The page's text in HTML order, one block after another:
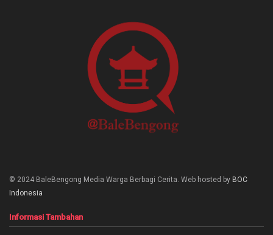
© 2024 BaleBengong Media Warga Berbagi Cerita. Web hosted by BOC
Indonesia
Informasi Tambahan